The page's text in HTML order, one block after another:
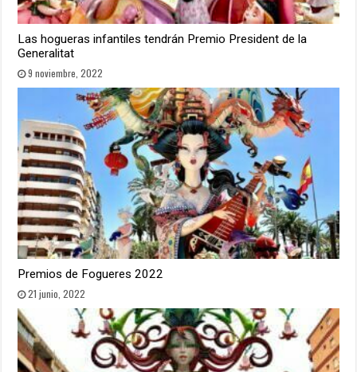
Las hogueras infantiles tendrán Premio President de la
Generalitat
9 noviembre, 2022
Premios de Fogueres 2022
21 junio, 2022